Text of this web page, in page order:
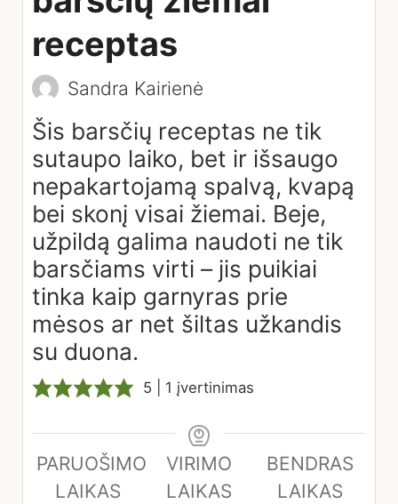
receptas
Sandra Kairienė
Šis barsčių receptas ne tik
sutaupo laiko, bet ir išsaugo
nepakartojamą spalvą, kvapą
bei skonį visai žiemai. Beje,
užpildą galima naudoti ne tik
barsčiams virti – jis puikiai
tinka kaip garnyras prie
mėsos ar net šiltas užkandis
su duona.
5 | 1 įvertinimas
PARUOŠIMO
LAIKAS
VIRIMO
LAIKAS
BENDRAS
LAIKAS